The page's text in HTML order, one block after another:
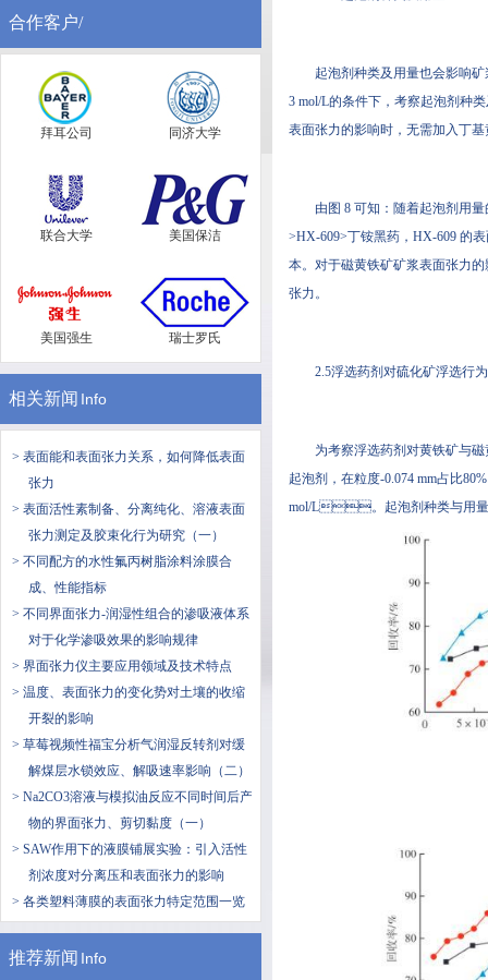
合作客户/
拜耳公司 同济大学
联合大学 美国保洁
美国强生 瑞士罗氏
相关新闻 Info
> 表面能和表面张力关系，如何降低表面
张力
> 表面活性素制备、分离纯化、溶液表面
张力测定及胶束化行为研究（一）
> 不同配方的水性氟丙树脂涂料涂膜合
成、性能指标
> 不同界面张力-润湿性组合的渗吸液体系
对于化学渗吸效果的影响规律
> 界面张力仪主要应用领域及技术特点
> 温度、表面张力的变化势对土壤的收缩
开裂的影响
> 草莓视频性福宝分析气润湿反转剂对缓
解煤层水锁效应、解吸速率影响（二）
> Na2CO3溶液与模拟油反应不同时间后产
物的界面张力、剪切黏度（一）
> SAW作用下的液膜铺展实验：引入活性
剂浓度对分离压和表面张力的影响
> 各类塑料薄膜的表面张力特定范围一览
推荐新闻 Info
起泡剂种类及用量也会影响矿
3 mol/L的条件下，考察起泡剂种
表面张力的影响时，无需加入丁基黄
由图 8 可知：随着起泡剂用
>HX-609>丁铵黑药，HX-609 的
本。对于磁黄铁矿矿浆表面张力
张力。
2.5浮选药剂对硫化矿浮选行
为考察浮选药剂对黄铁矿与磁黄
起泡剂，在粒度-0.074 mm占比
mol/L。起泡剂种类与用量试验